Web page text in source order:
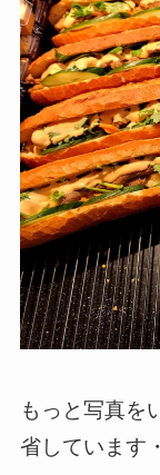
もっと写真を
省しています